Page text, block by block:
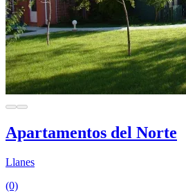
Apartamentos del Norte
Llanes
(0)